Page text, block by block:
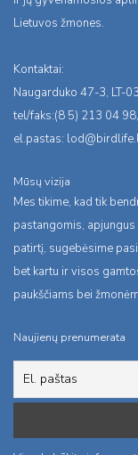
Lietuvos žmones.
Kontaktai:
Naugarduko 47-3, LT-
tel/faks:(8 5) 213 04 98,
el.pastas:
Mūsų vizija
Mes tikime, kad tik
pastangomis, apjungus
patirtį, sugebėsime
bet kartu ir visos
paukščiams bei
Naujienų prenumerata